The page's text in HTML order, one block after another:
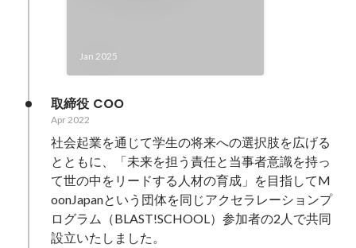
Jan 2025
取締役 COO
Apr 2022
社会起業を通じて学生の将来への選択肢を広げる
とともに、「未来を担う責任と当事者意識を持っ
て世の中をリードする人材の育成」を目指してM
oonJapanという団体を同じアクセラレーションプ
ログラム（BLAST!SCHOOL）参加者の2人で共同
設立いたしました。